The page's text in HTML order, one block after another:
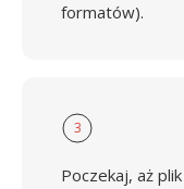
formatów).
3
Poczekaj, aż